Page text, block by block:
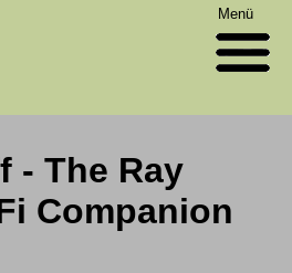
Menü
- The Ray
Companion